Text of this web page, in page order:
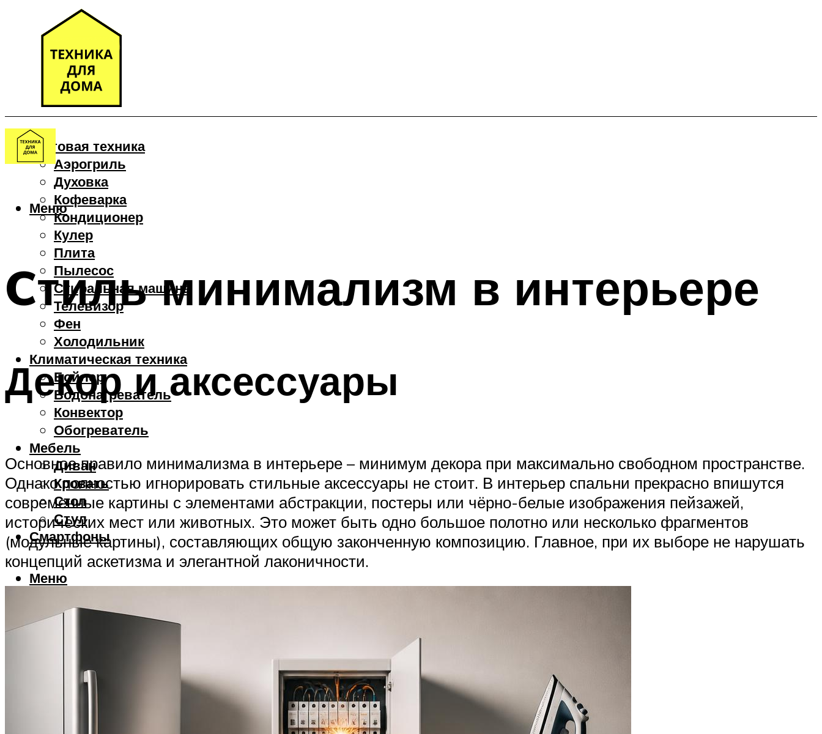
Бытовая техника
Аэрогриль
Духовка
Кофеварка
Кондиционер
Кулер
Плита
Пылесос
Стиральная машина
Телевизор
Фен
Холодильник
Климатическая техника
Бойлер
Водонагреватель
Конвектор
Обогреватель
Мебель
Диван
Кровать
Стол
Стул
Смартфоны
Меню
Меню
Cтиль минимализм в интерьере
Декор и аксессуары
Основное правило минимализма в интерьере – минимум декора при максимально свободном пространстве.
Однако полностью игнорировать стильные аксессуары не стоит. В интерьер спальни прекрасно впишутся
современные картины с элементами абстракции, постеры или чёрно-белые изображения пейзажей,
исторических мест или животных. Это может быть одно большое полотно или несколько фрагментов
(модульные картины), составляющих общую законченную композицию. Главное, при их выборе не нарушать
концепций аскетизма и элегантной лаконичности.